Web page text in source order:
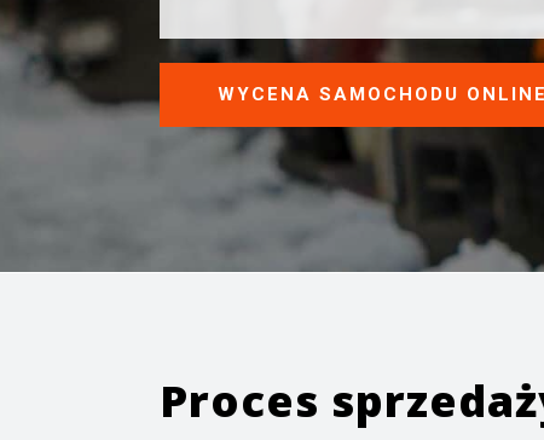
WYCENA SAMOCHODU ONLINE
Proces